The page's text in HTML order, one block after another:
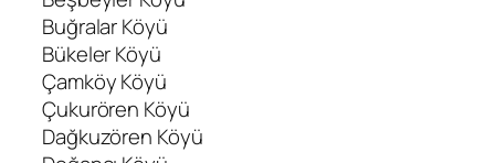
Buğralar Köyü
Bükeler Köyü
Çamköy Köyü
Çukurören Köyü
Dağkuzören Köyü